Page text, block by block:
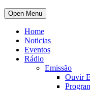
Open Menu
Home
Noticias
Eventos
Rádio
Emissão
Ouvir